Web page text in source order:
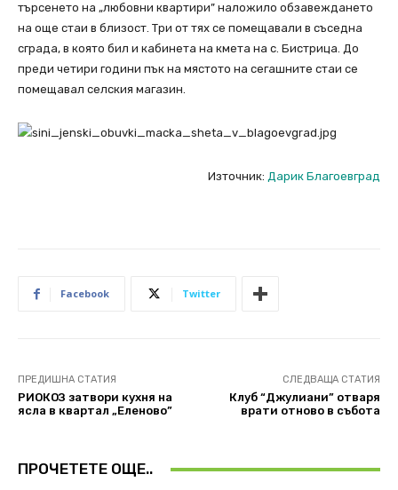
търсенето на „любовни квартири” наложило обзавеждането
на още стаи в близост. Три от тях се помещавали в съседна
сграда, в която бил и кабинета на кмета на с. Бистрица. До
преди четири години пък на мястото на сегашните стаи се
помещавал селския магазин.
Източник: Дарик Благоевград
Facebook Twitter
ПРЕДИШНА СТАТИЯ
РИОКОЗ затвори кухня на
ясла в квартал „Еленово”
СЛЕДВАЩА СТАТИЯ
Клуб “Джулиани” отваря
врати отново в събота
ПРОЧЕТЕТЕ ОЩЕ..